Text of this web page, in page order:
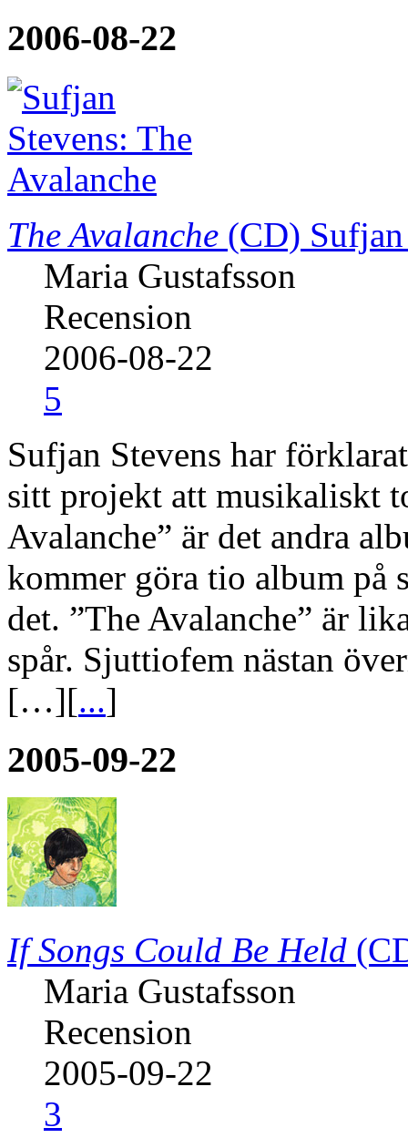
2006-08-22
The Avalanche (CD)
Maria Gustafsson
Recension
2006-08-22
5
Sufjan Stevens har
sitt projekt att musikaliskt
Avalanche” är det andra
kommer göra tio album på
det. ”The Avalanche” är
spår. Sjuttiofem nästan
[…][...]
2005-09-22
If Songs Could Be Held
Maria Gustafsson
Recension
2005-09-22
3